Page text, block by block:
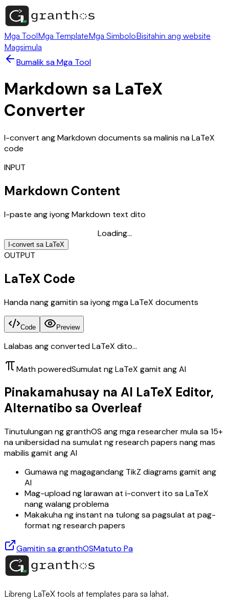
Mga ToolMga TemplateMga SimboloBisitahin ang website
Magsimula
Bumalik sa Mga Tool
Markdown sa LaTeX
Converter
I-convert ang Markdown documents sa malinis na LaTeX
code
INPUT
Markdown Content
I-paste ang iyong Markdown text dito
Loading...
I-convert sa LaTeX
OUTPUT
LaTeX Code
Handa nang gamitin sa iyong mga LaTeX documents
Code Preview
Lalabas ang converted LaTeX dito...
Math poweredSumulat ng LaTeX gamit ang AI
Pinakamahusay na AI LaTeX Editor,
Alternatibo sa Overleaf
Tinutulungan ng granthOS ang mga researcher mula sa 15+
na unibersidad na sumulat ng research papers nang mas
mabilis gamit ang AI
Gumawa ng magagandang TikZ diagrams gamit ang
AI
Mag-upload ng larawan at i-convert ito sa LaTeX
nang walang problema
Makakuha ng instant na tulong sa pagsulat at pag-
format ng research papers
Gamitin sa granthOSMatuto Pa
Libreng LaTeX tools at templates para sa lahat.